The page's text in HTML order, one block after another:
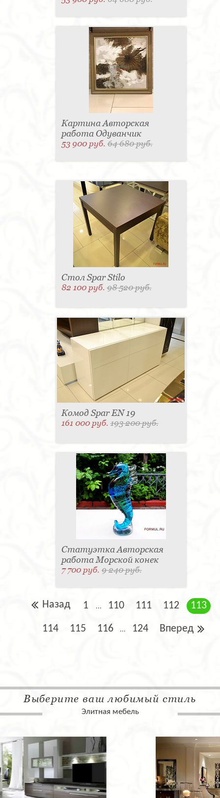
Картина Авторская
работа Одуванчик
53 900 руб.64 680 руб.
Стол Spar Stilo
82 100 руб.98 520 руб.
Комод Spar EN 19
161 000 руб.193 200 руб.
Статуэтка Авторская
работа Морской конек
7 700 руб.9 240 руб.
Назад 1 ... 110 111 112 113
114 115 116 ... 124 Вперед
Выберите ваш любимый стиль
Элитная мебель